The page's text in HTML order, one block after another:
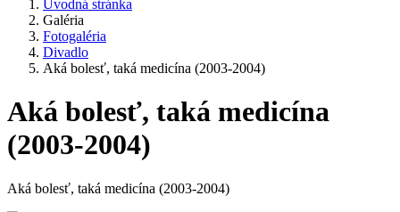
Úvodná stránka
Galéria
Fotogaléria
Divadlo
Aká bolesť, taká medicína (2003-2004)
Aká bolesť, taká medicína
(2003-2004)
Aká bolesť, taká medicína (2003-2004)